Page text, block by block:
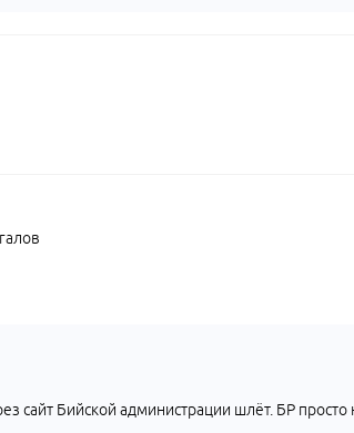
сайт Бийской администрации шлёт. БР просто